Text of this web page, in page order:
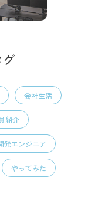
会社生活
紹介
発エンジニア
やってみた